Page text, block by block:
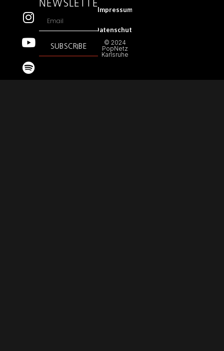
NEWSLETTER
SUBSCRIBE
Impressum
Datenschutz
© 2024
PopNetz
Karlsruhe